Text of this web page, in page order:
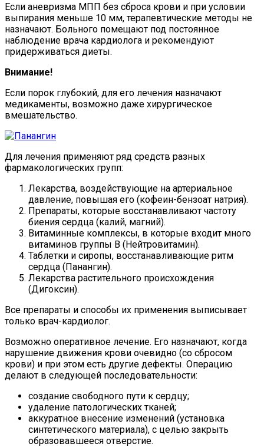
Если аневризма МПП без сброса крови и при условии
выпирания меньше 10 мм, терапевтические методы не
назначают. Больного помещают под постоянное
наблюдение врача кардиолога и рекомендуют
придерживаться диеты.
Внимание!
Если порок глубокий, для его лечения назначают
медикаменты, возможно даже хирургическое
вмешательство.
Для лечения применяют ряд средств разных
фармакологических групп:
Лекарства, воздействующие на артериальное
давление, повышая его (кофеин-бензоат натрия).
Препараты, которые восстанавливают частоту
биения сердца (калий, магний).
Витаминные комплексы, в которые входит много
витаминов группы В (Нейтровитамин).
Таблетки и сиропы, восстанавливающие ритм
сердца (Панангин).
Лекарства растительного происхождения
(Дигоксин).
Все препараты и способы их применения выписывает
только врач-кардиолог.
Возможно оперативное лечение. Его назначают, когда
нарушение движения крови очевидно (со сбросом
крови) и при этом есть другие дефекты. Операцию
делают в следующей последовательности:
создание свободного пути к сердцу;
удаление патологических тканей;
аккуратное внесение изменений (установка
синтетического материала), с целью закрыть
образовавшееся отверстие.